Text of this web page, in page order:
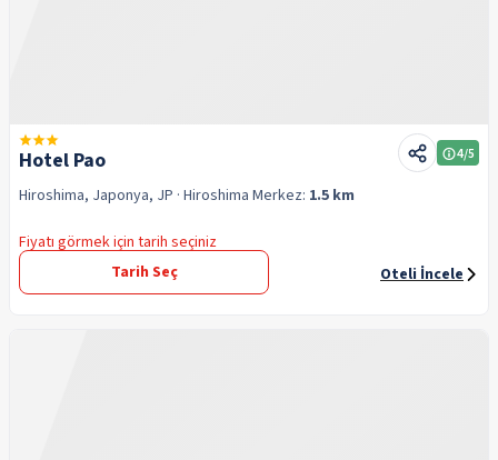
Hotel Pao 4/5
Hiroshima, Japonya, JP · Hiroshima Merkez: 1.5 km
Fiyatı görmek için tarih seçiniz
Tarih Seç
Oteli İncele